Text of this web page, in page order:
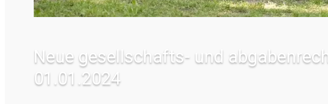
Neue gesellschafts- und
01.01.2024